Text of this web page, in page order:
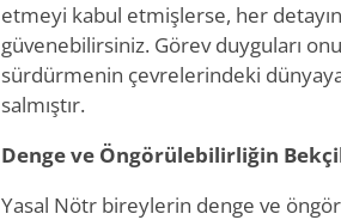
etmeyi kabul etmişlerse, her detayın
güvenebilirsiniz. Görev duyguları
sürdürmenin çevrelerindeki
salmıştır.
Denge ve Öngörülebilirliğin
Yasal Nötr bireylerin denge ve